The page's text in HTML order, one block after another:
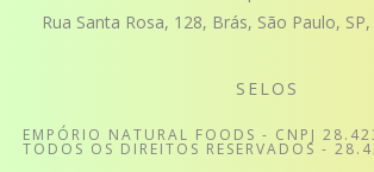
Rua Santa Rosa, 128, Brás, São Paulo,
SELOS
EMPÓRIO NATURAL FOODS - CNPJ
TODOS OS DIREITOS RESERVADOS -